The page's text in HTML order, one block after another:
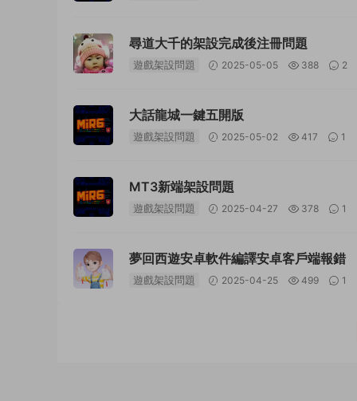
尋道大千的架設完成後注冊問題
遊戲架設問題 2025-05-05 388 2
大話龍城一鍵五開版
遊戲架設問題 2025-05-02 417 1
MT3新端架設問題
遊戲架設問題 2025-04-27 378 1
夢回西遊安卓軟件編譯安卓客戶端報錯
遊戲架設問題 2025-04-25 499 1